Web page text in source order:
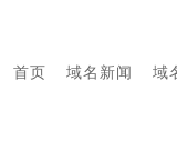
首页 域名新闻 域